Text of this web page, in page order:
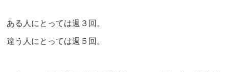
ある人にとっては週３回。
違う人にとっては週５回。